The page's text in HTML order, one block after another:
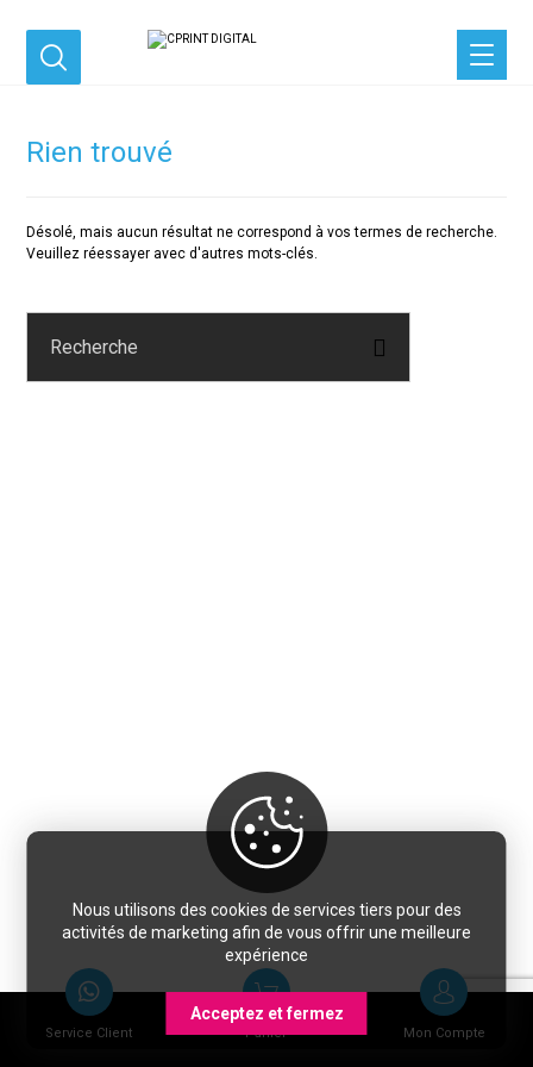
Rien trouvé
Désolé, mais aucun résultat ne correspond à vos termes de recherche.
Veuillez réessayer avec d'autres mots-clés.
Service Client Panier Mon Compte
Nous utilisons des cookies de services tiers pour des
activités de marketing afin de vous offrir une meilleure
expérience
Acceptez et fermez